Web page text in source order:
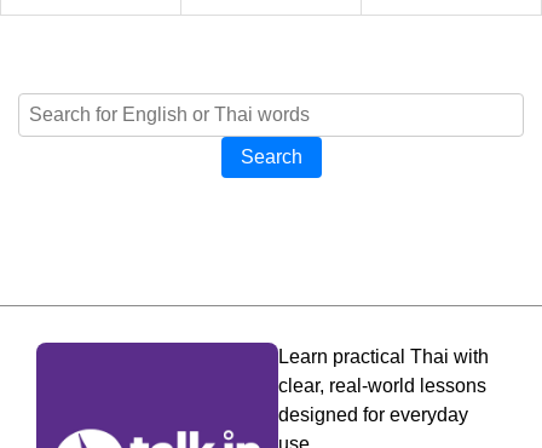
Search
Learn practical Thai with
clear, real-world lessons
designed for everyday
use.